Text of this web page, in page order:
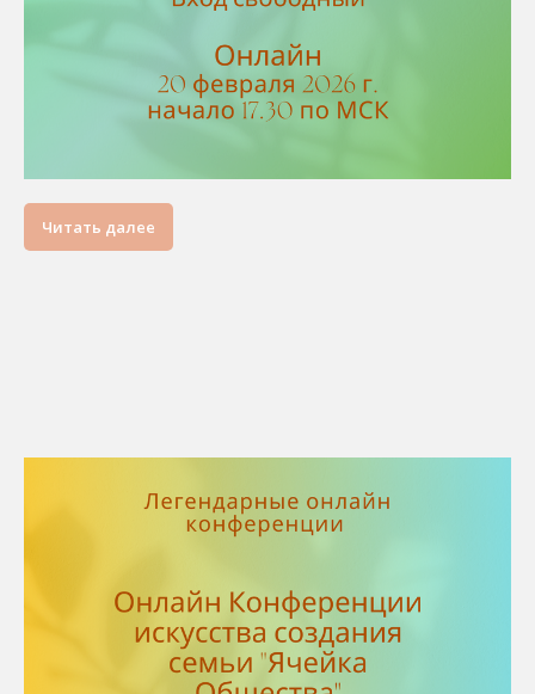
Читать далее